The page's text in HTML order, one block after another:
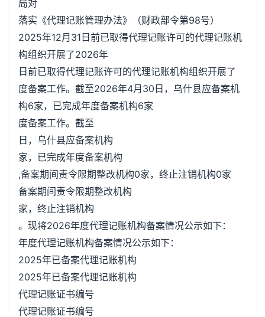
局对
落实《代理记账管理办法》（财政部令第98号）
2025年12月31日前已取得代理记账许可的代理记账机
构组织开展了2026年
日前已取得代理记账许可的代理记账机构组织开展了
度备案工作。截至2026年4月30日，乌什县应备案机
构6家，已完成年度备案机构6家
度备案工作。截至
日，乌什县应备案机构
家，已完成年度备案机构
,备案期间责令限期整改机构0家，终止注销机构0家
备案期间责令限期整改机构
家，终止注销机构
。现将2026年度代理记账机构备案情况公示如下：
年度代理记账机构备案情况公示如下：
2025年已备案代理记账机构
2025年已备案代理记账机构
代理记账证书编号
代理记账证书编号